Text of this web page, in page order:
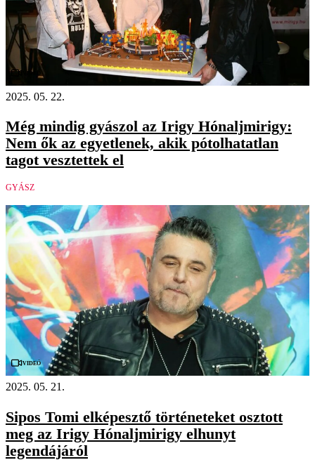
Videó
2025. 05. 22.
Még mindig gyászol az Irigy Hónaljmirigy:
Nem ők az egyetlenek, akik pótolhatatlan
tagot vesztettek el
GYÁSZ
Videó
2025. 05. 21.
Sipos Tomi elképesztő történeteket osztott
meg az Irigy Hónaljmirigy elhunyt
legendájáról